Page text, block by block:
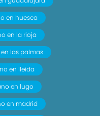
en huesca
en la rioja
las palmas
en lleida
en lugo
en madrid